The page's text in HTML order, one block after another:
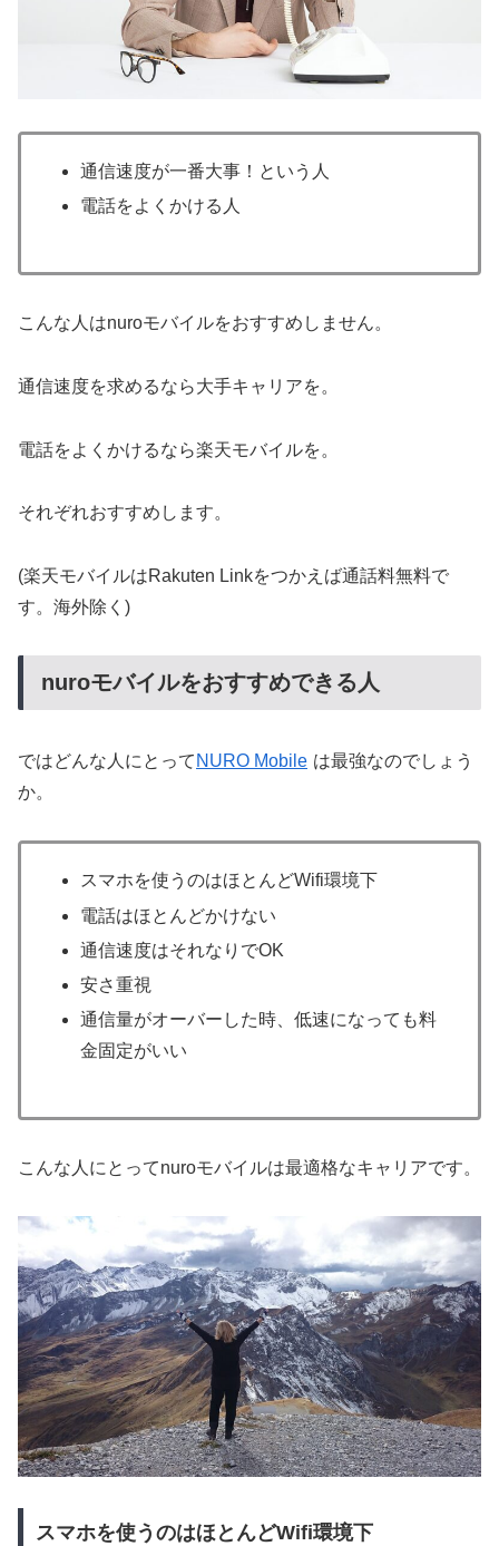
通信速度が一番大事！という人
電話をよくかける人
こんな人はnuroモバイルをおすすめしません。
通信速度を求めるなら大手キャリアを。
電話をよくかけるなら楽天モバイルを。
それぞれおすすめします。
(楽天モバイルはRakuten Linkをつかえば通話料無料で
す。海外除く)
nuroモバイルをおすすめできる人
ではどんな人にとって NURO Mobile は最強なのでしょう
か。
スマホを使うのはほとんどWifi環境下
電話はほとんどかけない
通信速度はそれなりでOK
安さ重視
通信量がオーバーした時、低速になっても料
金固定がいい
こんな人にとってnuroモバイルは最適格なキャリアです。
スマホを使うのはほとんどWifi環境下